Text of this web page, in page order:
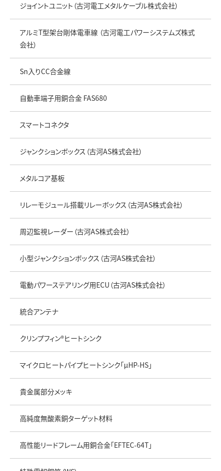
ジョイントユニット（古河電工メタルケーブル株式会社）
アルミT型架台剛体電車線 （古河電工パワーシステムズ株式
会社）
Sn入りCC合金線
自動車端子用銅合金 FAS680
スマートコネクタ
ジャンクションボックス（古河AS株式会社）
メタルコア基板
リレーモジュール搭載リレーボックス（古河AS株式会社）
周辺監視レーダー（古河AS株式会社）
小型ジャンクションボックス（古河AS株式会社）
電動パワーステアリング用ECU（古河AS株式会社）
統合アンテナ
クリンプフィン®ヒートシンク
マイクロヒートパイプヒートシンク「μHP-HS」
貴金属部分メッキ
高純度無酸素銅ターゲット材料
高性能リードフレーム用銅合金「EFTEC-64T」